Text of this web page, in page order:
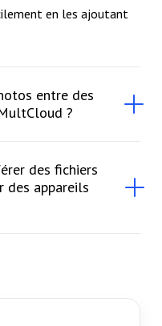
en les ajoutant
entre des
?
des fichiers
des appareils